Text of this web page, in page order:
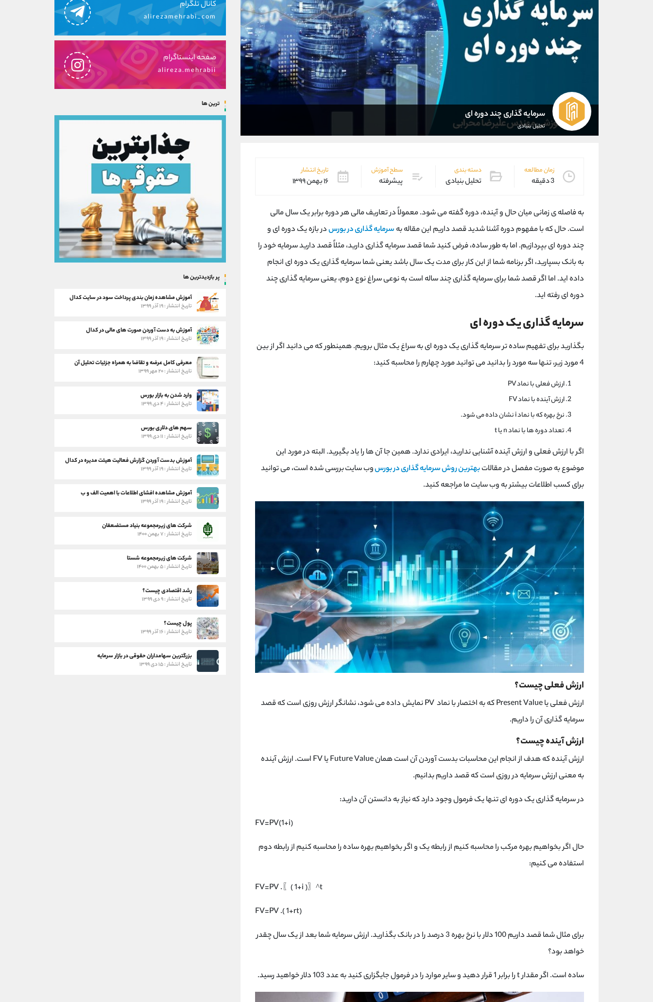
سرمایه گذاری چند دوره ای
تحلیل بنیادی
زمان مطالعه
3 دقیقه
دسته بندی
تحلیل بنیادی
سطح آموزش
پیشرفته
تاریخ انتشار
۱۶ بهمن ۱۳۹۹
به فاصله ی زمانی میان حال و آینده، دوره گفته می شود. معمولاً در تعاریف مالی هر دوره برابر یک سال مالی
است. حال که با مفهوم دوره آشنا شدید قصد داریم این مقاله به سرمایه گذاری در بورسدر بازه یک دوره ای و
چند دوره ای بپردازیم. اما به طور ساده، فرض کنید شما قصد سرمایه گذاری دارید، مثلاً قصد دارید سرمایه خود را
به بانک بسپارید، اگر برنامه شما از این کار برای مدت یک سال باشد یعنی شما سرمایه گذاری یک دوره ای انجام
داده اید. اما اگر قصد شما برای سرمایه گذاری چند ساله است به نوعی سراغ نوع دوم، یعنی سرمایه گذاری چند
دوره ای رفته اید.
سرمایه گذاری یک دوره ای
بگذارید برای تفهیم ساده تر سرمایه گذاری یک دوره ای به سراغ یک مثال برویم. همینطور که می دانید اگر از بین
4 مورد زیر، تنها سه مورد را بدانید می توانید مورد چهارم را محاسبه کنید:
ارزش فعلی با نماد PV
ارزش آینده با نماد FV
نرخ بهره که با نماد i نشان داده می شود.
تعداد دوره ها با نماد n یا t
اگر با ارزش فعلی و ارزش آینده آشنایی ندارید، ایرادی ندارد. همین جا آن ها را یاد بگیرید. البته در مورد این
موضوع به صورت مفصل در مقالاتبهترین روش سرمایه گذاری در بورسوب سایتبررسی شده است، می توانید
برای کسب اطلاعات بیشتر به وب سایت ما مراجعه کنید.
ارزش فعلی چیست؟
ارزش فعلی یا Present Value که به اختصار با نماد PV نمایش داده می شود، نشانگر ارزش روزی است که قصد
سرمایه گذاری آن را داریم.
ارزش آینده چیست؟
ارزش آینده که هدف از انجام این محاسبات بدست آوردن آن است همان Future Value یا FV است. ارزش آینده
به معنی ارزش سرمایه در روزی است که قصد داریم بدانیم.
در سرمایه گذاری یک دوره ای تنها یک فرمول وجود دارد که نیاز به دانستن آن دارید:
FV=PV(1+i)
حال اگر بخواهیم بهره مرکب را محاسبه کنیم از رابطه یک و اگر بخواهیم بهره ساده را محاسبه کنیم از رابطه دوم
استفاده می کنیم:
FV=PV .〖( 1+i )〗^t
FV=PV .( 1+rt)
برای مثال شما قصد داریم 100 دلار با نرخ بهره 3 درصد را در بانک بگذارید. ارزش سرمایه شما بعد از یک سال چقدر
خواهد بود؟
ساده است. اگر مقدار t را برابر 1 قرار دهید و سایر موارد را در فرمول جایگزاری کنید به عدد 103 دلار خواهید رسید.
کانال تلگرام
alirezamehrabi_com
صفحه اینستاگرام
alireza.mehrabii
ترین ها
پر بازدیدترین ها
آموزش مشاهده زمان بندی پرداخت سود در سایت کدال
تاریخ انتشار : ۱۹ آذر ۱۳۹۹
آموزش به دست آوردن صورت های مالی در کدال
تاریخ انتشار : ۱۹ آذر ۱۳۹۹
معرفی کامل عرضه و تقاضا به همراه جزئیات تحلیل آن
تاریخ انتشار : ۲۰ مهر ۱۳۹۹
وارد شدن به بازار بورس
تاریخ انتشار : ۴ دی ۱۳۹۹
سهم های دلاری بورس
تاریخ انتشار : ۱۱ دی ۱۳۹۹
آموزش بدست آوردن گزارش فعالیت هیئت مدیره در کدال
تاریخ انتشار : ۱۹ آذر ۱۳۹۹
آموزش مشاهده افشای اطلاعات با اهمیت الف و ب
تاریخ انتشار : ۱۹ آذر ۱۳۹۹
شرکت های زیرمجموعه بنیاد مستضعفان
تاریخ انتشار : ۷ بهمن ۱۴۰۰
شرکت های زیرمجموعه شستا
تاریخ انتشار : ۵ بهمن ۱۴۰۰
رشد اقتصادی چیست؟
تاریخ انتشار : ۹ دی ۱۳۹۹
پول چیست؟
تاریخ انتشار : ۱۶ آذر ۱۳۹۹
بزرگترین سهامداران حقوقی در بازار سرمایه
تاریخ انتشار : ۱۵ دی ۱۳۹۹